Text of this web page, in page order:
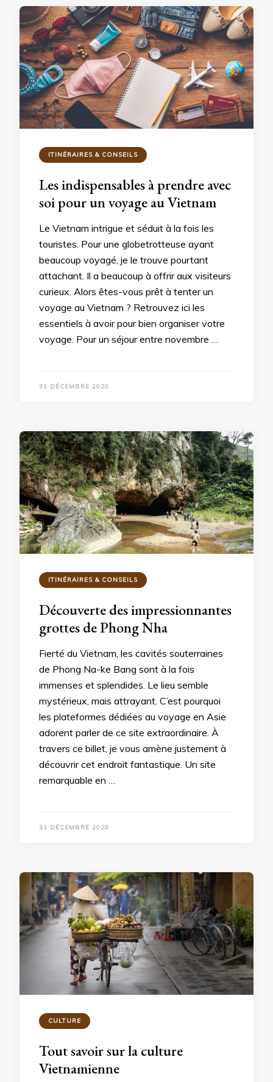
ITINÉRAIRES & CONSEILS
Les indispensables à prendre avec
soi pour un voyage au Vietnam
Le Vietnam intrigue et séduit à la fois les
touristes. Pour une globetrotteuse ayant
beaucoup voyagé, je le trouve pourtant
attachant. Il a beaucoup à offrir aux visiteurs
curieux. Alors êtes-vous prêt à tenter un
voyage au Vietnam ? Retrouvez ici les
essentiels à avoir pour bien organiser votre
voyage. Pour un séjour entre novembre …
31 DÉCEMBRE 2020
ITINÉRAIRES & CONSEILS
Découverte des impressionnantes
grottes de Phong Nha
Fierté du Vietnam, les cavités souterraines
de Phong Na-ke Bang sont à la fois
immenses et splendides. Le lieu semble
mystérieux, mais attrayant. C’est pourquoi
les plateformes dédiées au voyage en Asie
adorent parler de ce site extraordinaire. À
travers ce billet, je vous amène justement à
découvrir cet endroit fantastique. Un site
remarquable en …
31 DÉCEMBRE 2020
CULTURE
Tout savoir sur la culture
Vietnamienne